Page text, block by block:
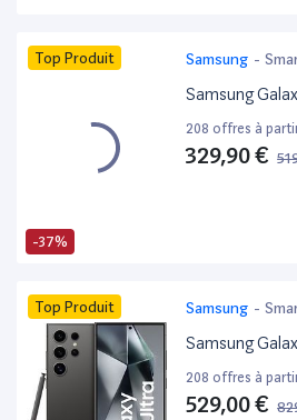
-37%
Top Produit Samsung -
Samsung
208 offres à
329,90 €
Top Produit Samsung -
Samsung
208 offres à
529,00 €